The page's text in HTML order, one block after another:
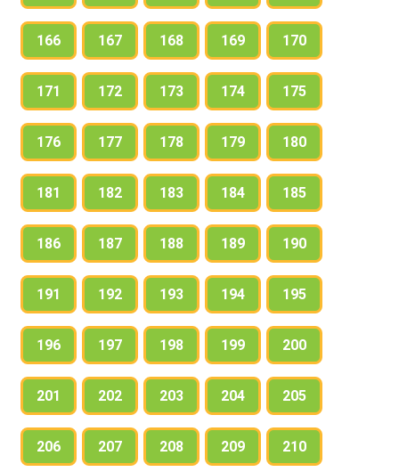
166 167 168 169 170
171 172 173 174 175
176 177 178 179 180
181 182 183 184 185
186 187 188 189 190
191 192 193 194 195
196 197 198 199 200
201 202 203 204 205
206 207 208 209 210